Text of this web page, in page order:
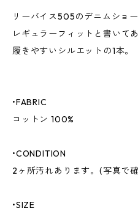
リーバイス505のデニムショー
レギュラーフィットと書いて
履きやすいシルエットの1本。
•FABRIC
コットン 100%
•CONDITION
2ヶ所汚れあります。(写真で
•SIZE